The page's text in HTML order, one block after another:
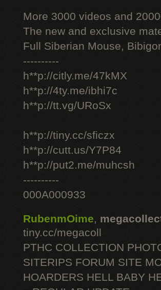
More 3000 videos and
The new and exclusive
Full Siberian Mouse,
----------
h**p://citly.me/47kMX
h**p://4ty.me/ibhi7c
h**p://tt.vg/URoSx
h**p://tiny.cc/sficzx
h**p://cutt.us/Y7P84
h**p://put2.me/muhcsh
----------
000A000933
RubenmOime,
tiny.cc/megacoll
PTHC COLLECTION
SITERIPS FORUM SITE
HOARDERS HELL BABY